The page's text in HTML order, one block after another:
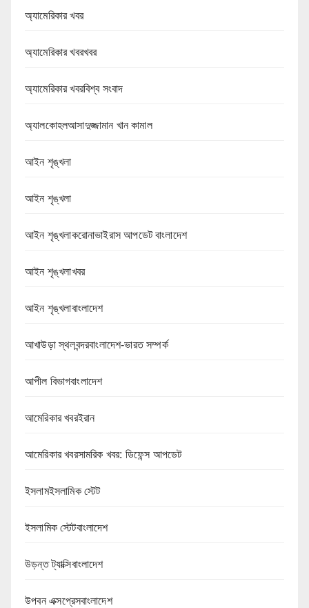
অ্যামেরিকার খবর
অ্যামেরিকার খবরখবর
অ্যামেরিকার খবরবিশ্ব সংবাদ
অ্যালকোহলআসাদুজ্জামান খান কামাল
আইন শৃঙ্খলা
আইন শৃঙ্খলা
আইন শৃঙ্খলাকরোনাভাইরাস আপডেট বাংলাদেশ
আইন শৃঙ্খলাখবর
আইন শৃঙ্খলাবাংলাদেশ
আখাউড়া স্থলবন্দরবাংলাদেশ-ভারত সম্পর্ক
আপীল বিভাগবাংলাদেশ
আমেরিকার খবরইরান
আমেরিকার খবরসামরিক খবর: ডিফেন্স আপডেট
ইসলামইসলামিক স্টেট
ইসলামিক স্টেটবাংলাদেশ
উড়ন্ত ট্যাক্সিবাংলাদেশ
উপবন এক্সপ্রেসবাংলাদেশ